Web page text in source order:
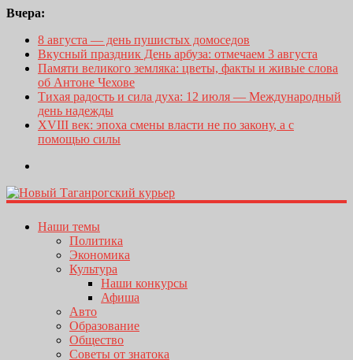
Вчера:
8 августа — день пушистых домоседов
Вкусный праздник День арбуза: отмечаем 3 августа
Памяти великого земляка: цветы, факты и живые слова
об Антоне Чехове
Тихая радость и сила духа: 12 июля — Международный
день надежды
XVIII век: эпоха смены власти не по закону, а с
помощью силы
Наши темы
Политика
Экономика
Культура
Наши конкурсы
Афиша
Авто
Образование
Общество
Советы от знатока